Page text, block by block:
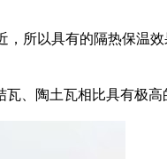
所以具有的隔热保温
、陶土瓦相比具有极高